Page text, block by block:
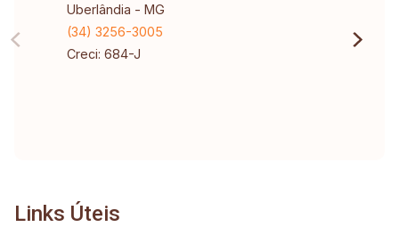
Uberlândia - MG
(34) 3256-3005
Creci: 684-J
Links Úteis